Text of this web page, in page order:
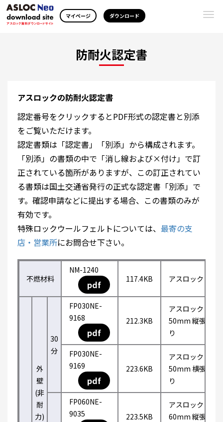
マイページ ダウンロード
防耐火認定書
アスロックの防耐火認定書
認定番号をクリックするとPDF形式の認定書と別添
をご覧いただけます。
認定書類は「認定書」「別添」から構成されます。
「別添」の書類の中で「消し線および×付け」で訂
正されている箇所がありますが、この訂正されてい
る書類は国土交通省発行の正式な認定書「別添」で
す。確認申請などに提出する場合、この書類のみが
有効です。
特殊ロックウールフェルトについては、 最寄の支
店・営業所にお問合せ下さい。
不燃材料
NM-1240
pdf 117.4KB アスロック
外
壁
(非
耐
力)
30
分
FP030NE-
9168
pdf
212.3KB
アスロック
50mm 縦張
り
FP030NE-
9169
pdf
223.6KB
アスロック
50mm 横張
り
FP060NE-
9035
223.5KB
アスロック
60mm 縦張